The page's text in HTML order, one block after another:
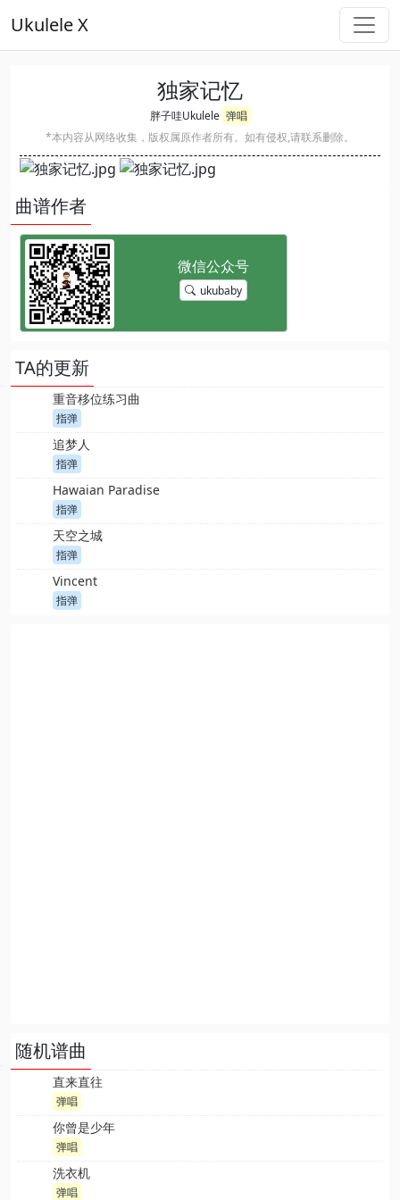
Ukulele X
独家记忆
胖子哇Ukulele 弹唱
*本内容从网络收集，版权属原作者所有。如有侵权,请联系删除。
曲谱作者
ukubaby
TA的更新
重音移位练习曲
指弹
追梦人
指弹
Hawaian Paradise
指弹
天空之城
指弹
Vincent
指弹
随机谱曲
直来直往
弹唱
你曾是少年
弹唱
洗衣机
弹唱